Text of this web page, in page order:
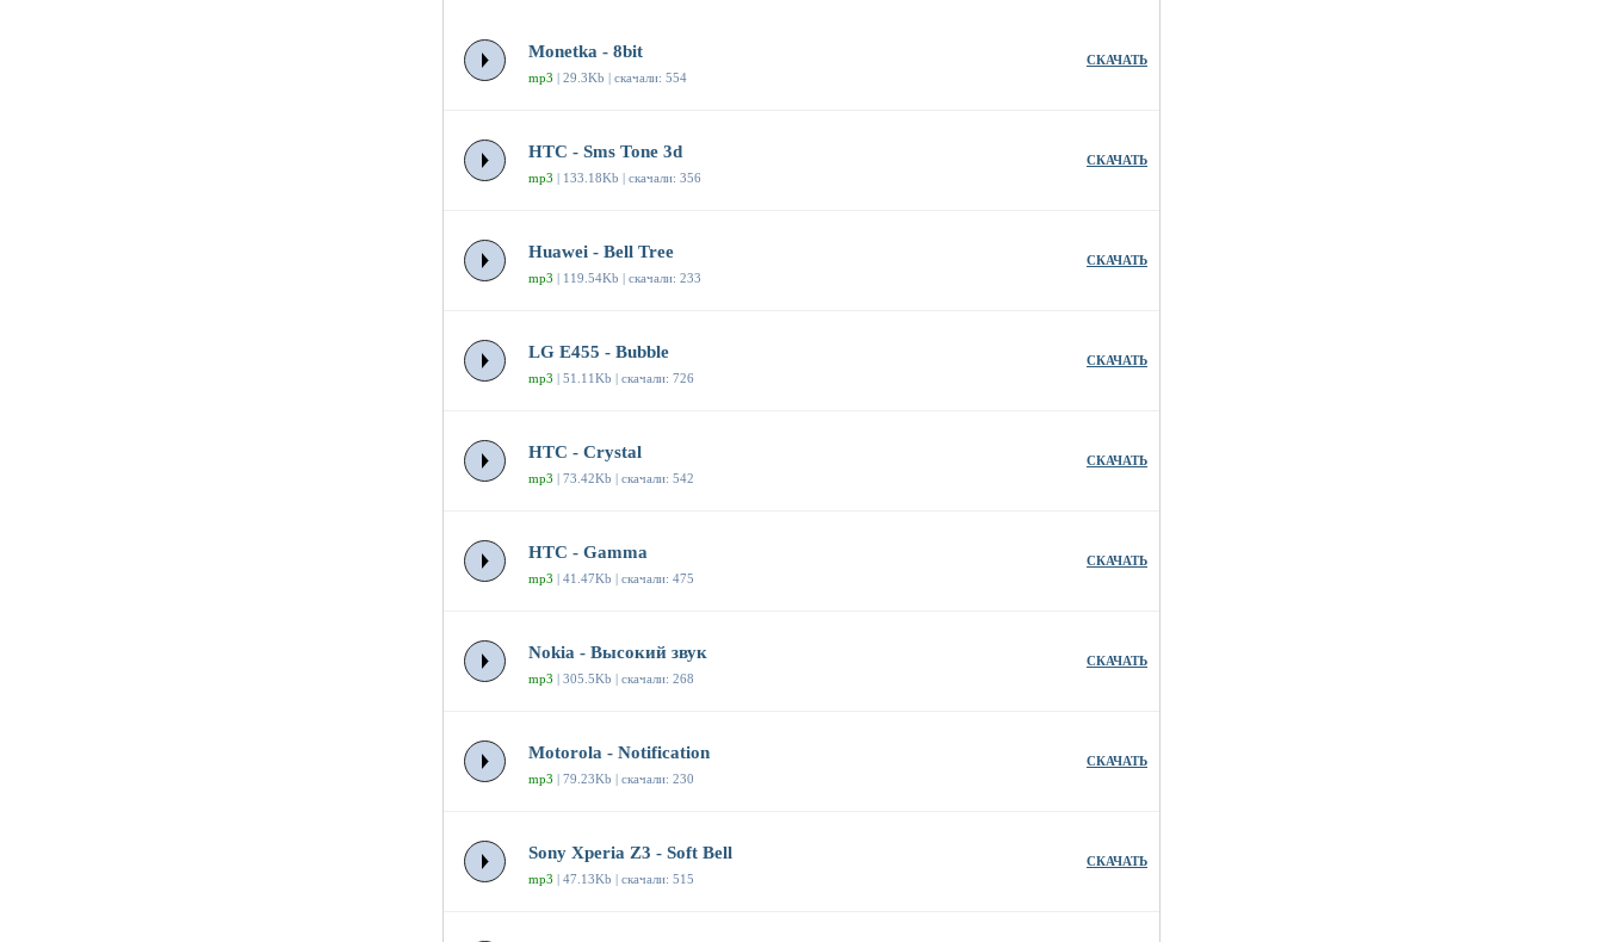
Monetka - 8bit
mp3 | 29.3Kb | скачали: 554
СКАЧАТЬ
HTC - Sms Tone 3d
mp3 | 133.18Kb | скачали: 356
СКАЧАТЬ
Huawei - Bell Tree
mp3 | 119.54Kb | скачали: 233
СКАЧАТЬ
LG E455 - Bubble
mp3 | 51.11Kb | скачали: 726
СКАЧАТЬ
HTC - Crystal
mp3 | 73.42Kb | скачали: 542
СКАЧАТЬ
HTC - Gamma
mp3 | 41.47Kb | скачали: 475
СКАЧАТЬ
Nokia - Высокий звук
mp3 | 305.5Kb | скачали: 268
СКАЧАТЬ
Motorola - Notification
mp3 | 79.23Kb | скачали: 230
СКАЧАТЬ
Sony Xperia Z3 - Soft Bell
mp3 | 47.13Kb | скачали: 515
СКАЧАТЬ